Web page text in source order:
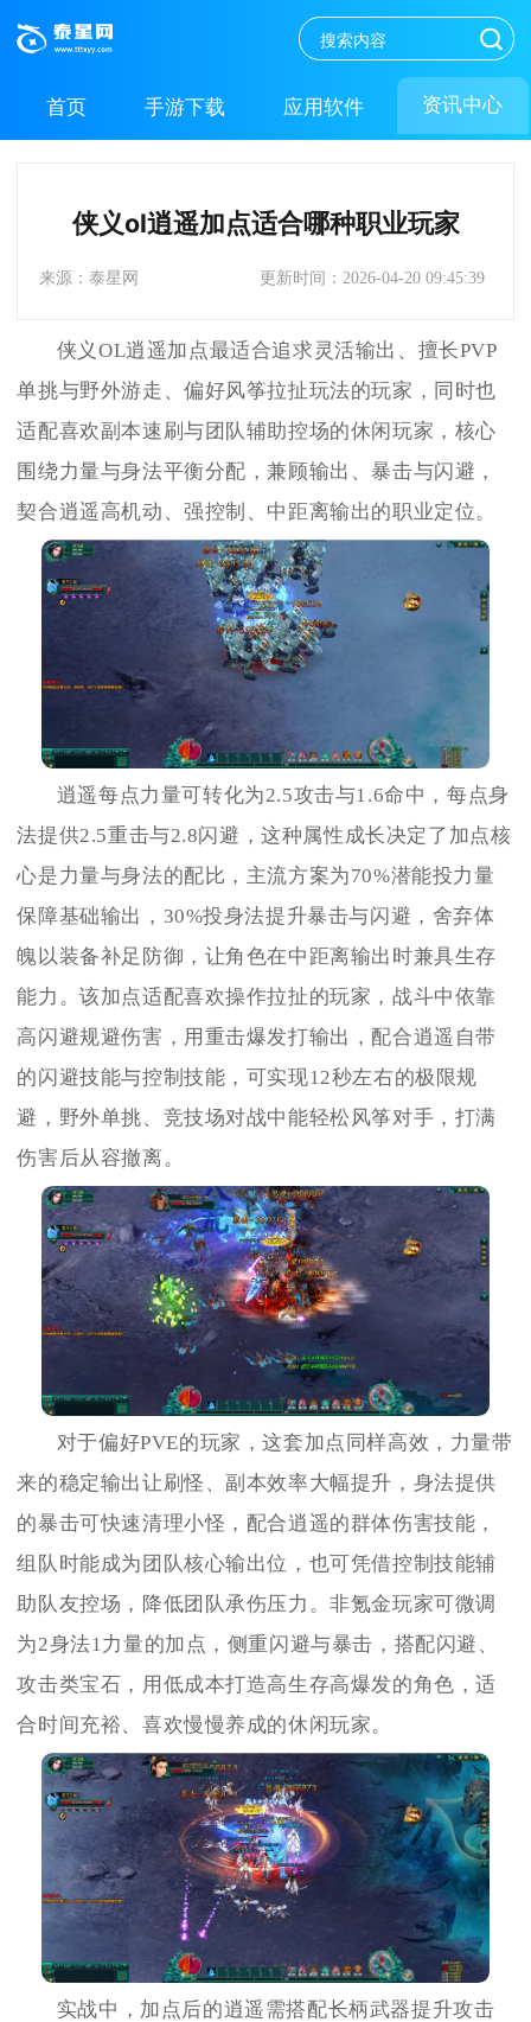
首页 手游下载 应用软件 资讯中心
侠义ol逍遥加点适合哪种职业玩家
来源：泰星网 更新时间：2026-04-20 09:45:39
侠义OL逍遥加点最适合追求灵活输出、擅长PVP
单挑与野外游走、偏好风筝拉扯玩法的玩家，同时也
适配喜欢副本速刷与团队辅助控场的休闲玩家，核心
围绕力量与身法平衡分配，兼顾输出、暴击与闪避，
契合逍遥高机动、强控制、中距离输出的职业定位。
逍遥每点力量可转化为2.5攻击与1.6命中，每点身
法提供2.5重击与2.8闪避，这种属性成长决定了加点核
心是力量与身法的配比，主流方案为70%潜能投力量
保障基础输出，30%投身法提升暴击与闪避，舍弃体
魄以装备补足防御，让角色在中距离输出时兼具生存
能力。该加点适配喜欢操作拉扯的玩家，战斗中依靠
高闪避规避伤害，用重击爆发打输出，配合逍遥自带
的闪避技能与控制技能，可实现12秒左右的极限规
避，野外单挑、竞技场对战中能轻松风筝对手，打满
伤害后从容撤离。
对于偏好PVE的玩家，这套加点同样高效，力量带
来的稳定输出让刷怪、副本效率大幅提升，身法提供
的暴击可快速清理小怪，配合逍遥的群体伤害技能，
组队时能成为团队核心输出位，也可凭借控制技能辅
助队友控场，降低团队承伤压力。非氪金玩家可微调
为2身法1力量的加点，侧重闪避与暴击，搭配闪避、
攻击类宝石，用低成本打造高生存高爆发的角色，适
合时间充裕、喜欢慢慢养成的休闲玩家。
实战中，加点后的逍遥需搭配长柄武器提升攻击